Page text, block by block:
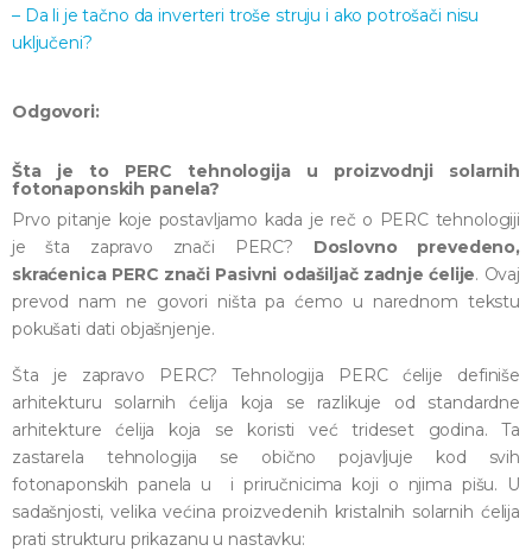
– Da li je tačno da inverteri troše struju i ako potrošači nisu
uključeni?
Odgovori:
Šta je to PERC tehnologija u proizvodnji solarnih
fotonaponskih panela?
Prvo pitanje koje postavljamo kada je reč o PERC tehnologiji
je šta zapravo znači PERC? Doslovno prevedeno,
skraćenica PERC znači Pasivni odašiljač zadnje ćelije. Ovaj
prevod nam ne govori ništa pa ćemo u narednom tekstu
pokušati dati objašnjenje.
Šta je zapravo PERC? Tehnologija PERC ćelije definiše
arhitekturu solarnih ćelija koja se razlikuje od standardne
arhitekture ćelija koja se koristi već trideset godina. Ta
zastarela tehnologija se obično pojavljuje kod svih
fotonaponskih panela u i priručnicima koji o njima pišu. U
sadašnjosti, velika većina proizvedenih kristalnih solarnih ćelija
prati strukturu prikazanu u nastavku: